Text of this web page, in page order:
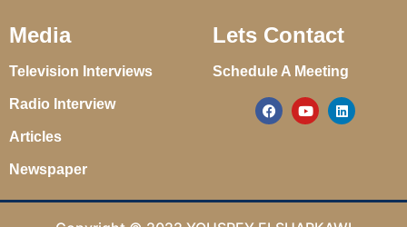
Media
Television Interviews
Radio Interview
Articles
Newspaper
Lets Contact
Schedule A Meeting